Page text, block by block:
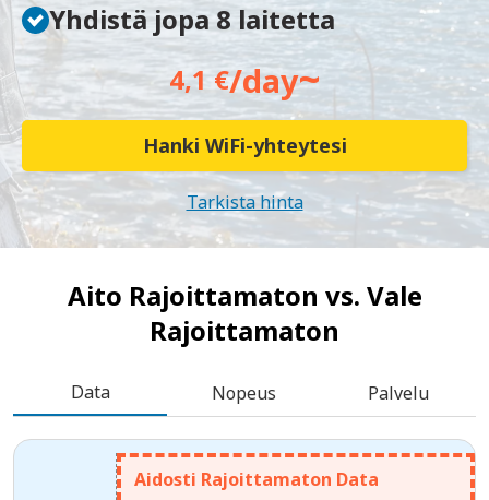
Yhdistä jopa 8 laitetta
4,1 €/day~
Hanki WiFi-yhteytesi
Tarkista hinta
Aito Rajoittamaton vs. Vale
Rajoittamaton
Data Nopeus Palvelu
Aidosti Rajoittamaton Data